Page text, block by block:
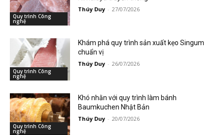
Quy trình Công
nghệ
Thúy Duy - 27/07/2026
Quy trình Công
nghệ
Khám phá quy trình sản xuất kẹo Singum
chuẩn vị
Thúy Duy - 26/07/2026
Quy trình Công
nghệ
Khó nhằn với quy trình làm bánh
Baumkuchen Nhật Bản
Thúy Duy - 20/07/2026